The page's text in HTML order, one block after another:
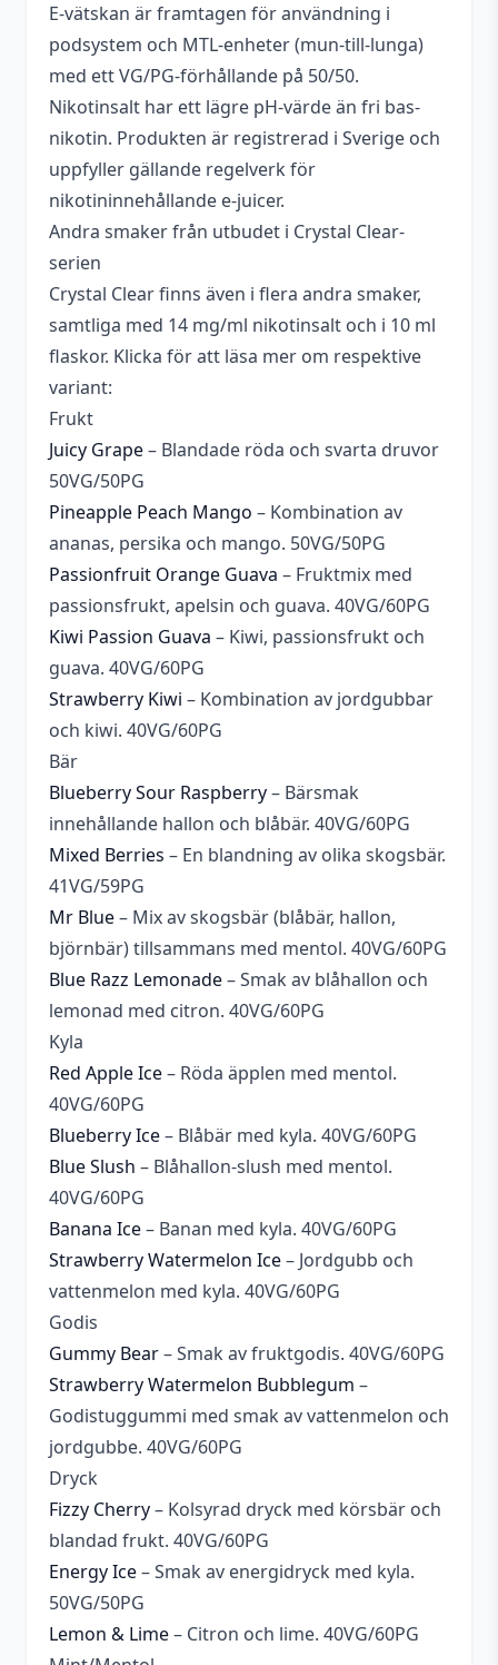
E-vätskan är framtagen för användning i
podsystem och MTL-enheter (mun-till-lunga)
med ett VG/PG-förhållande på 50/50.
Nikotinsalt har ett lägre pH-värde än fri bas-
nikotin. Produkten är registrerad i Sverige och
uppfyller gällande regelverk för
nikotininnehållande e-juicer.
Andra smaker från utbudet i Crystal Clear-
serien
Crystal Clear finns även i flera andra smaker,
samtliga med 14 mg/ml nikotinsalt och i 10 ml
flaskor. Klicka för att läsa mer om respektive
variant:
Frukt
Juicy Grape– Blandade röda och svarta druvor
50VG/50PG
Pineapple Peach Mango – Kombination av
ananas, persika och mango. 50VG/50PG
Passionfruit Orange Guava – Fruktmix med
passionsfrukt, apelsin och guava. 40VG/60PG
Kiwi Passion Guava – Kiwi, passionsfrukt och
guava. 40VG/60PG
Strawberry Kiwi – Kombination av jordgubbar
och kiwi. 40VG/60PG
Bär
Blueberry Sour Raspberry– Bärsmak
innehållande hallon och blåbär. 40VG/60PG
Mixed Berries – En blandning av olika skogsbär.
41VG/59PG
Mr Blue– Mix av skogsbär (blåbär, hallon,
björnbär) tillsammans med mentol. 40VG/60PG
Blue Razz Lemonade– Smak av blåhallon och
lemonad med citron. 40VG/60PG
Kyla
Red Apple Ice– Röda äpplen med mentol.
40VG/60PG
Blueberry Ice– Blåbär med kyla. 40VG/60PG
Blue Slush – Blåhallon-slush med mentol.
40VG/60PG
Banana Ice– Banan med kyla. 40VG/60PG
Strawberry Watermelon Ice– Jordgubb och
vattenmelon med kyla. 40VG/60PG
Godis
Gummy Bear– Smak av fruktgodis. 40VG/60PG
Strawberry Watermelon Bubblegum –
Godistuggummi med smak av vattenmelon och
jordgubbe. 40VG/60PG
Dryck
Fizzy Cherry– Kolsyrad dryck med körsbär och
blandad frukt. 40VG/60PG
Energy Ice– Smak av energidryck med kyla.
50VG/50PG
Lemon & Lime– Citron och lime. 40VG/60PG
Nikotin
14 mg
Tillverkare
Crystal Clear
Tillverkningsland United Kindom
Typ
Nikotinsalt ,Singel
Beskrivande
Fruktig,
Smakprofil
Läskedryck,Blandade